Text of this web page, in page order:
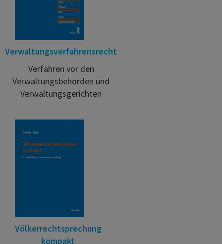
Verwaltungsverfahrensrecht
Verfahren vor den
Verwaltungsbehörden und
Verwaltungsgerichten
Völkerrechtsprechung
kompakt